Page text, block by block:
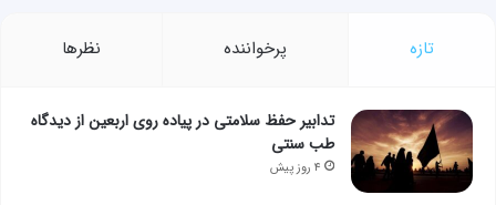
تازه پرخواننده نظرها
تدابیر حفظ سلامتی در پیاده روی اربعین از دیدگاه
طب سنتی
۴ روز پیش